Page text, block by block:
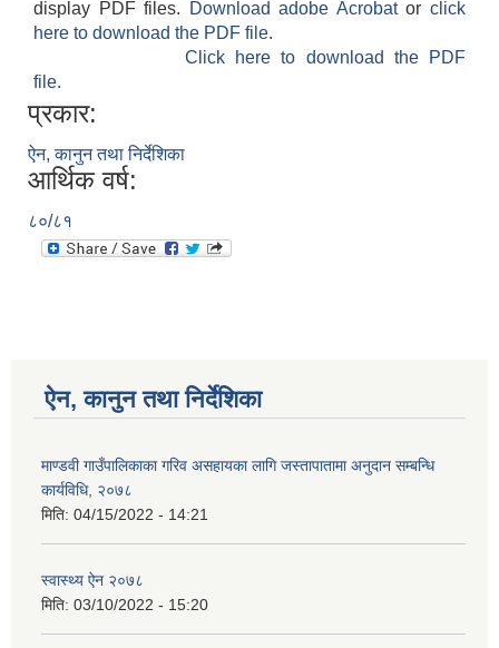
display PDF files.
Download adobe Acrobatorclick
here to download the PDF file.
Click here to download the PDF
file.
प्रकार:
ऐन, कानुन तथा निर्देशिका
आर्थिक वर्ष:
८०/८१
ऐन, कानुन तथा निर्देशिका
माण्डवी गाउँपालिकाका गरिव असहायका लागि जस्तापातामा अनुदान सम्बन्धि
कार्यविधि, २०७८
मिति: 04/15/2022 - 14:21
स्वास्थ्य ऐन २०७८
मिति: 03/10/2022 - 15:20